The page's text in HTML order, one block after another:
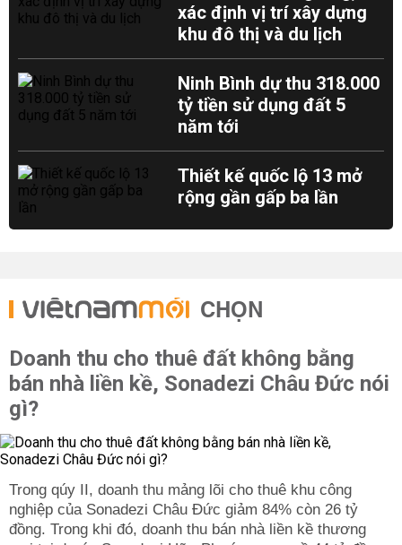
xác định vị trí xây dựng
khu đô thị và du lịch
Ninh Bình dự thu 318.000
tỷ tiền sử dụng đất 5
năm tới
Thiết kế quốc lộ 13 mở
rộng gần gấp ba lần
CHỌN
Doanh thu cho thuê đất không bằng
bán nhà liền kề, Sonadezi Châu Đức nói
gì?
Trong qúy II, doanh thu mảng lõi cho thuê khu công
nghiệp của Sonadezi Châu Đức giảm 84% còn 26 tỷ
đồng. Trong khi đó, doanh thu bán nhà liền kề thương